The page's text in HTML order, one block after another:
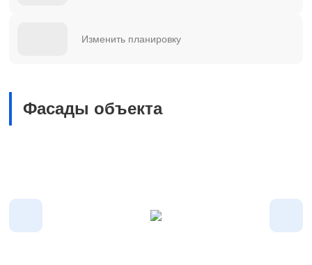
Изменить планировку
Фасады объекта